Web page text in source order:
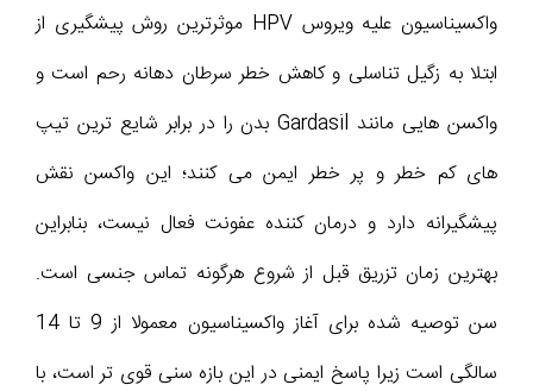
واکسیناسیون علیه ویروس HPV موثرترین روش پیشگیری از
ابتلا به زگیل تناسلی و کاهش خطر سرطان دهانه رحم است و
واکسن هایی مانند Gardasil بدن را در برابر شایع ترین تیپ
های کم خطر و پر خطر ایمن می کنند؛ این واکسن نقش
پیشگیرانه دارد و درمان کننده عفونت فعال نیست، بنابراین
بهترین زمان تزریق قبل از شروع هرگونه تماس جنسی است.
سن توصیه شده برای آغاز واکسیناسیون معمولا از 9 تا 14
سالگی است زیرا پاسخ ایمنی در این بازه سنی قوی تر است، با